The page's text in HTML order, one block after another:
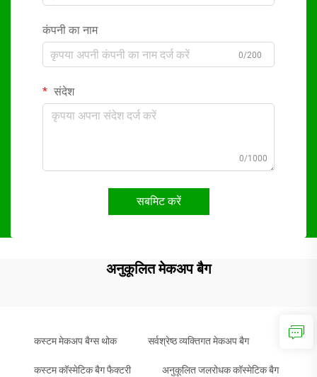
कंपनी का नाम
0/200
संदेश
0/1000
सबमिट करें
अनुकूलित मेकअप बैग
कस्टम मेकअप बैग्स थोक सर्वश्रेष्ठ व्यक्तिगत मेकअप बैग
कस्टम कॉस्मेटिक बैग फैक्टरी अनुकूलित जलरोधक कॉस्मेटिक बैग